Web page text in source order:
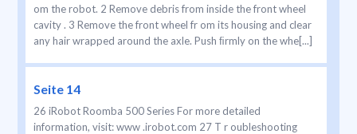
om the robot. 2 Remove debris from inside the front wheel
cavity . 3 Remove the front wheel fr om its housing and clear
any hair wrapped around the axle. Push ﬁrmly on the whe[...]
Seite 14
26 iRobot Roomba 500 Series For more detailed
information, visit: www .irobot.com 27 T r oubleshooting